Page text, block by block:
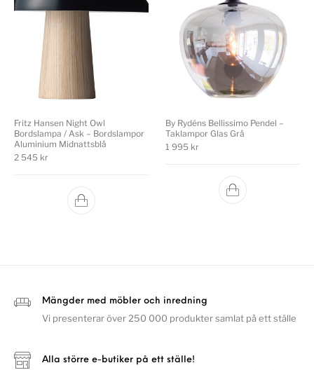
Fritz Hansen Night Owl
Bordslampa / Ask – Bordslampor
Aluminium Midnattsblå
2 545 kr
By Rydéns Bellissimo Pendel –
Taklampor Glas Grå
1 995 kr
Mängder med möbler och inredning
Vi presenterar över 250 000 produkter samlat på ett ställe
Alla större e-butiker på ett ställe!